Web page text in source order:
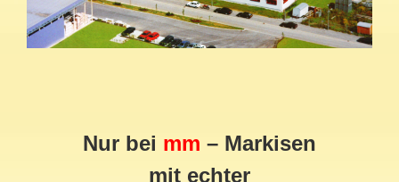
Nur bei mm – Markisen
mit echter